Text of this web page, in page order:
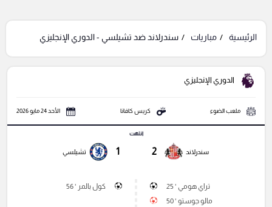
الرئيسية مباريات سندرلاند ضد تشيلسي - الدوري الإنجليزي
الدوري الإنجليزي
ملعب الضوء كريس كافانا الأحد 24 مايو 2026
سندرلاند 2
انتهت
1 تشيلسي
تراي هومي ' 25
مالو جوستو ' 50
كول بالمر ' 56